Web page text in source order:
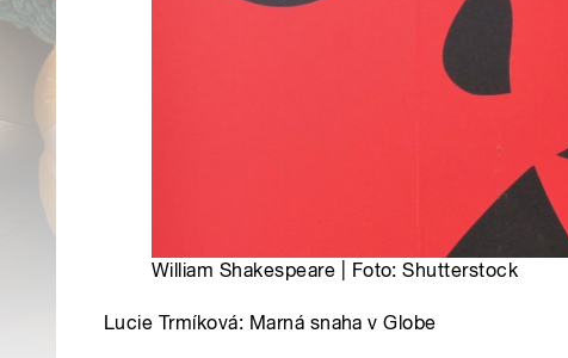
William Shakespeare | Foto: Shutterstock
Lucie Trmíková: Marná snaha v Globe